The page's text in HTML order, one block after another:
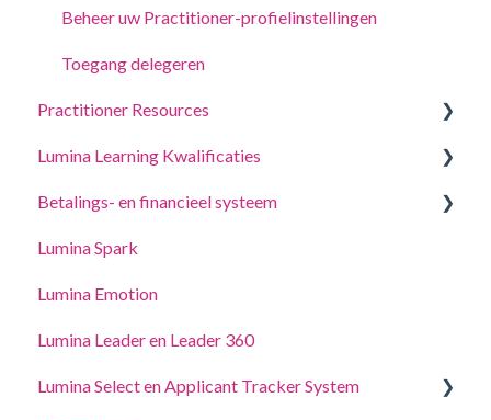
Beheer uw Practitioner-profielinstellingen
Toegang delegeren
Practitioner Resources
Coaching- en workshopgidsen
Lumina Learning Kwalificaties
Online Leerportaal (LLXP)
Betalings- en financieel systeem
Punten kopen en transacties bekijken
Lumina Spark
Lumina Emotion
Lumina Leader en Leader 360
Lumina Select en Applicant Tracker System